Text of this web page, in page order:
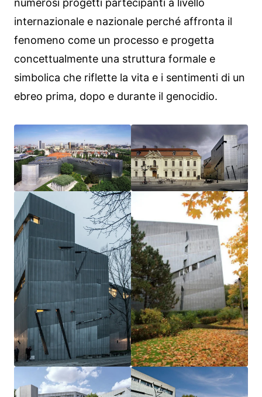
numerosi progetti partecipanti a livello
internazionale e nazionale perché affronta il
fenomeno come un processo e progetta
concettualmente una struttura formale e
simbolica che riflette la vita e i sentimenti di un
ebreo prima, dopo e durante il genocidio.